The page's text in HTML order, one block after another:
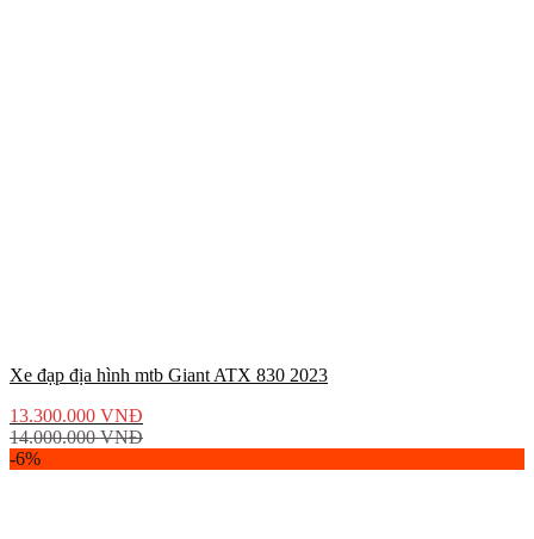
Xe đạp địa hình mtb Giant ATX 830 2023
13.300.000 VNĐ
14.000.000VNĐ
-6%